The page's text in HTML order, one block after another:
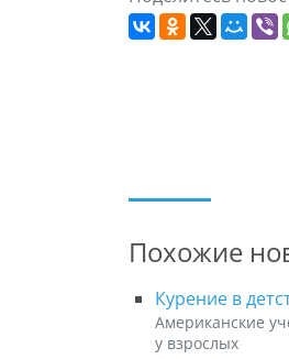
Похожие
Курение в
Американские
у взрослых